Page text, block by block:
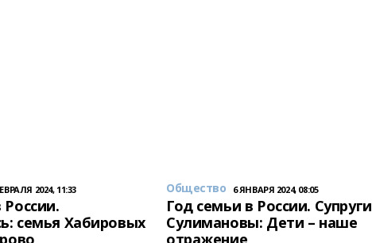
2024, 11:33
России.
семья Хабировых
Общество 6 ЯНВАРЯ 2024, 08:05
Год семьи в России. Супруги
Сулимановы: Дети – наше
отражение